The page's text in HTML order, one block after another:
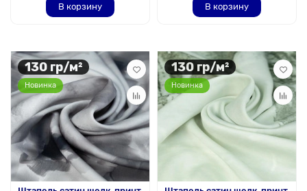
В корзину В корзину
130 гр/м²
Новинка
130 гр/м²
Новинка